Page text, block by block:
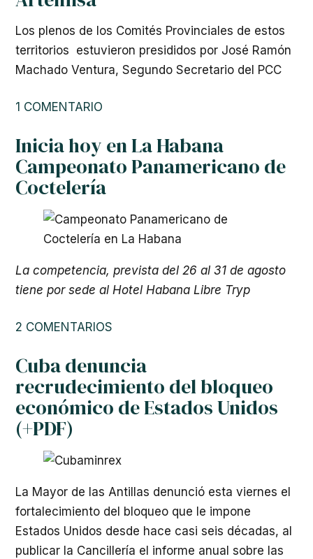
Los plenos de los Comités Provinciales de estos
territorios estuvieron presididos por José Ramón
Machado Ventura, Segundo Secretario del PCC
1 COMENTARIO
Inicia hoy en La Habana
Campeonato Panamericano de
Coctelería
La competencia, prevista del 26 al 31 de agosto
tiene por sede al Hotel Habana Libre Tryp
2 COMENTARIOS
Cuba denuncia
recrudecimiento del bloqueo
económico de Estados Unidos
(+PDF)
La Mayor de las Antillas denunció esta viernes el
fortalecimiento del bloqueo que le impone
Estados Unidos desde hace casi seis décadas, al
publicar la Cancillería el informe anual sobre las